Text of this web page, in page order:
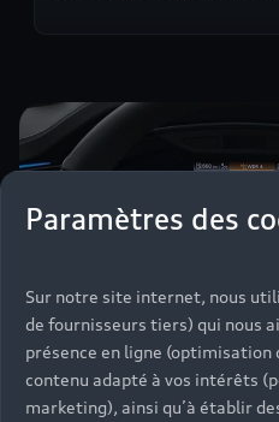
Paramètres des
Sur notre site internet, nous
de fournisseurs tiers) qui nous
présence en ligne (optimisation
contenu adapté à vos intérêts
marketing), ainsi qu’à établir